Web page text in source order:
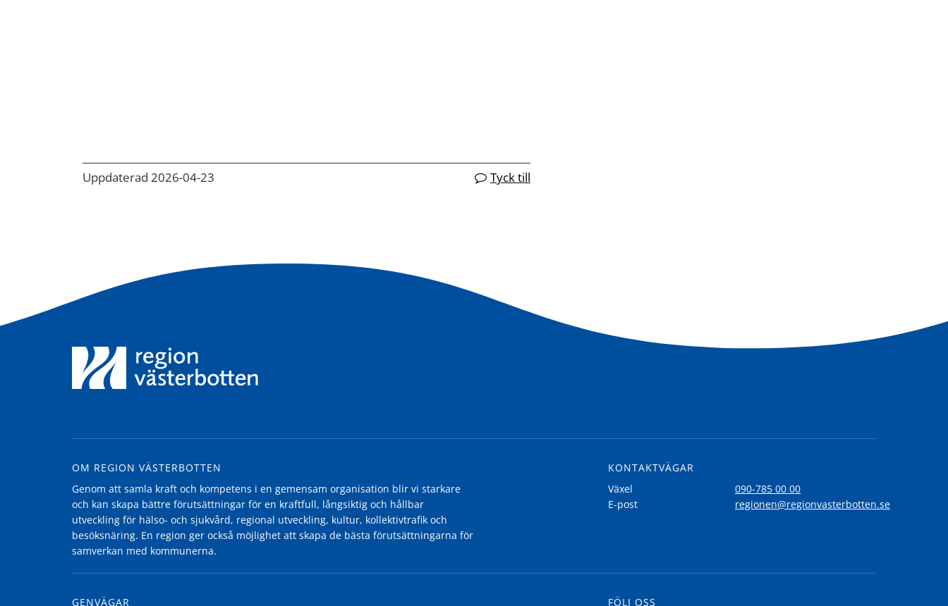
Uppdaterad 2026-04-23 Tyck till
OM REGION VÄSTERBOTTEN
Genom att samla kraft och kompetens i en gemensam organisation blir vi starkare
och kan skapa bättre förutsättningar för en kraftfull, långsiktig och hållbar
utveckling för hälso- och sjukvård, regional utveckling, kultur, kollektivtrafik och
besöksnäring. En region ger också möjlighet att skapa de bästa förutsättningarna för
samverkan med kommunerna.
KONTAKTVÄGAR
Växel
090-785 00 00
E-post
regionen@regionvasterbotten.se
GENVÄGAR FÖLJ OSS